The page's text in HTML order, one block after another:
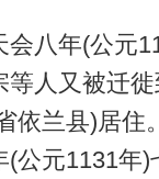
年(公元
等人又被迁
依兰县)居住。
元1131年)